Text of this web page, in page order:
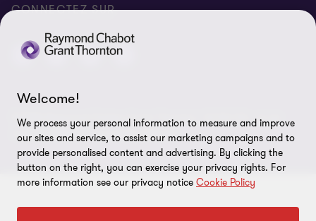
Carrières
Notre réseau
Grant Thornton International
Dans les médias
Réalisations
Notes légales
Politique de confidentialité
Paramètres des témoins
Protection des données
Ligne de signalement
CONNECTEZ SUR
© 2026 Raymond Chabot Grant Thornton. S.E.N.C.R.L. et ses
sociétés affiliées - Tous droits réservés.
Welcome!
We process your personal information to measure and improve
our sites and service, to assist our marketing campaigns and to
provide personalised content and advertising. By clicking the
button on the right, you can exercise your privacy rights. For
more information see our privacy notice Cookie Policy